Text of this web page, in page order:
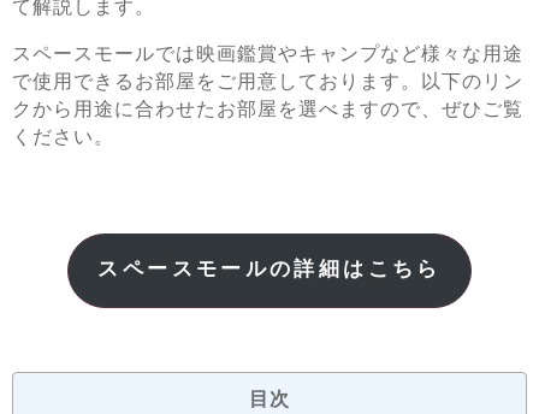
て解説します。
スペースモールでは映画鑑賞やキャンプなど様々な用途
で使用できるお部屋をご用意しております。以下のリン
クから用途に合わせたお部屋を選べますので、ぜひご覧
ください。
スペースモールの詳細はこちら
目次